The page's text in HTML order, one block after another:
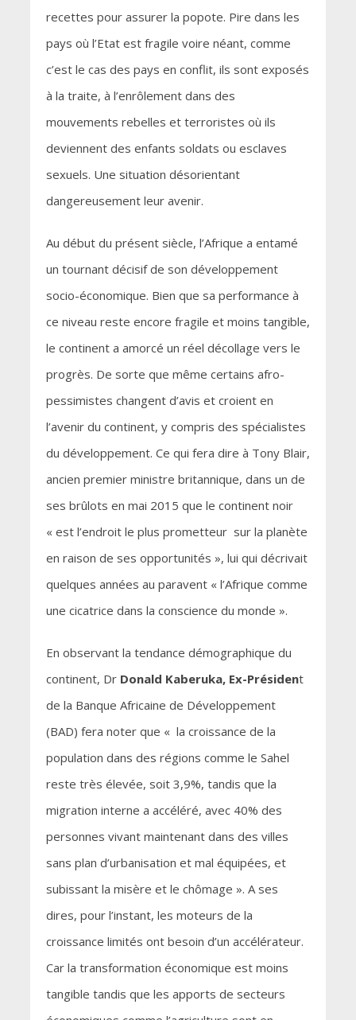
recettes pour assurer la popote. Pire dans les
pays où l’Etat est fragile voire néant, comme
c’est le cas des pays en conflit, ils sont exposés
à la traite, à l’enrôlement dans des
mouvements rebelles et terroristes où ils
deviennent des enfants soldats ou esclaves
sexuels. Une situation désorientant
dangereusement leur avenir.
Au début du présent siècle, l’Afrique a entamé
un tournant décisif de son développement
socio-économique. Bien que sa performance à
ce niveau reste encore fragile et moins tangible,
le continent a amorcé un réel décollage vers le
progrès. De sorte que même certains afro-
pessimistes changent d’avis et croient en
l’avenir du continent, y compris des spécialistes
du développement. Ce qui fera dire à Tony Blair,
ancien premier ministre britannique, dans un de
ses brûlots en mai 2015 que le continent noir
« est l’endroit le plus prometteur sur la planète
en raison de ses opportunités », lui qui décrivait
quelques années au paravent « l’Afrique comme
une cicatrice dans la conscience du monde ».
En observant la tendance démographique du
continent, Dr Donald Kaberuka, Ex-Président
de la Banque Africaine de Développement
(BAD) fera noter que « la croissance de la
population dans des régions comme le Sahel
reste très élevée, soit 3,9%, tandis que la
migration interne a accéléré, avec 40% des
personnes vivant maintenant dans des villes
sans plan d’urbanisation et mal équipées, et
subissant la misère et le chômage ». A ses
dires, pour l’instant, les moteurs de la
croissance limités ont besoin d’un accélérateur.
Car la transformation économique est moins
tangible tandis que les apports de secteurs